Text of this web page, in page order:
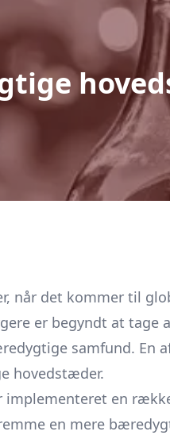
når det kommer til
er begyndt at tage
samfund. En
hovedstæder.
implementeret en
en mere